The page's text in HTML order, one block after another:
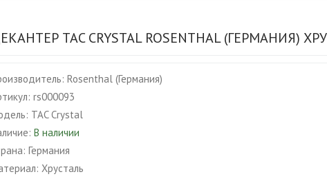
TAC CRYSTAL ROSENTHAL (ГЕРМАНИЯ)
Rosenthal (Германия)
rs000093
TAC Crystal
В наличии
Германия
Хрусталь